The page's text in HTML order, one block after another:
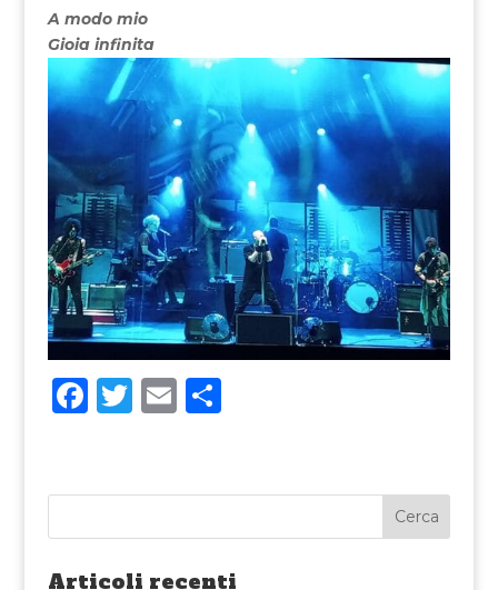
A modo mio
Gioia infinita
F
e
b
o
T
te
r
E
l
C
di
vi
di
Articoli recenti